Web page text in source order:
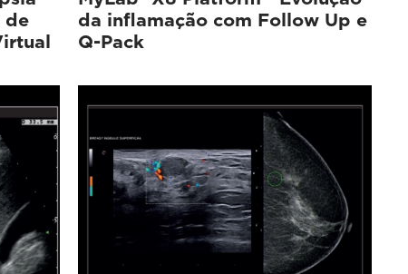
de
da inflamação com Follow Up e
Q-Pack